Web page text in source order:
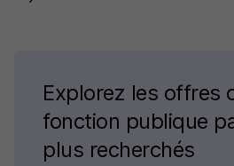
Explorez les offres
fonction publique
plus recherchés